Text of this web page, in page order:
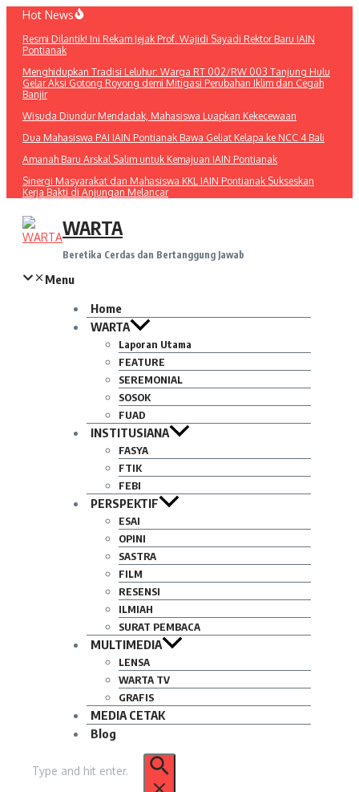
Lewati
konten
Hot News
Resmi Dilantik! Ini Rekam Jejak Prof. Wajidi Sayadi Rektor Baru IAIN
Pontianak
Menghidupkan Tradisi Leluhur: Warga RT 002/RW 003 Tanjung Hulu
Gelar Aksi Gotong Royong demi Mitigasi Perubahan Iklim dan Cegah
Banjir
Wisuda Diundur Mendadak, Mahasiswa Luapkan Kekecewaan
Dua Mahasiswa PAI IAIN Pontianak Bawa Geliat Kelapa ke NCC 4 Bali
Amanah Baru Arskal Salim untuk Kemajuan IAIN Pontianak
Sinergi Masyarakat dan Mahasiswa KKL IAIN Pontianak Sukseskan
Kerja Bakti di Anjungan Melancar
WARTA
Beretika Cerdas dan Bertanggung Jawab
Menu
Home
WARTA
Laporan Utama
FEATURE
SEREMONIAL
SOSOK
FUAD
INSTITUSIANA
FASYA
FTIK
FEBI
PERSPEKTIF
ESAI
OPINI
SASTRA
FILM
RESENSI
ILMIAH
SURAT PEMBACA
MULTIMEDIA
LENSA
WARTA TV
GRAFIS
MEDIA CETAK
Blog
untuk: